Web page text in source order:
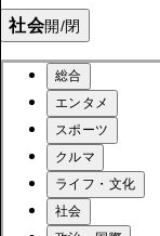
社会開/閉
総合
エンタメ
スポーツ
クルマ
ライフ・文化
社会